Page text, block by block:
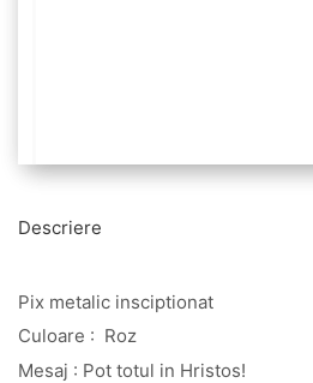
Descriere
Pix metalic insciptionat
Culoare : Roz
Mesaj : Pot totul in Hristos!